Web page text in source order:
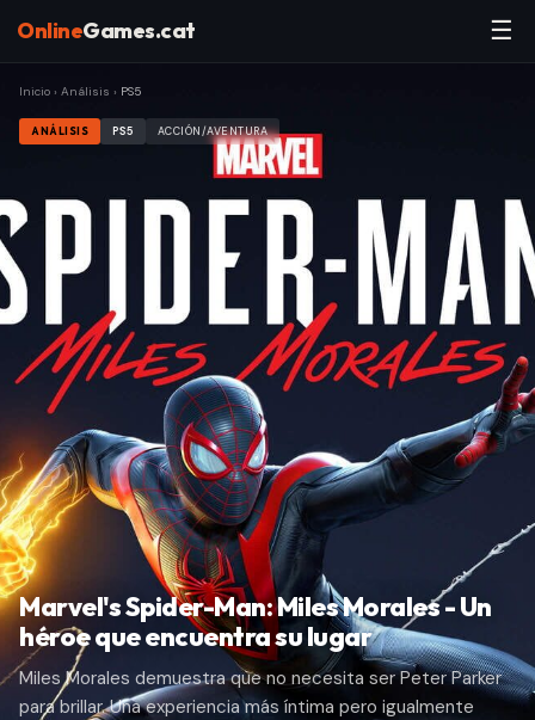
OnlineGames.cat ☰
Inicio › Análisis › PS5
ANÁLISIS PS5 ACCIÓN/AVENTURA
Marvel's Spider-Man: Miles Morales - Un
héroe que encuentra su lugar
Miles Morales demuestra que no necesita ser Peter Parker
para brillar. Una experiencia más íntima pero igualmente